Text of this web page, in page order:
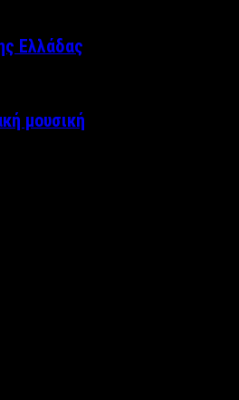
Ελλάδας
μουσική